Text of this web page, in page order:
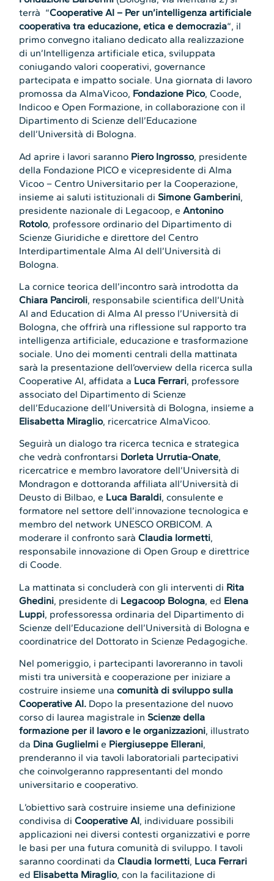
terrà “Cooperative AI – Per un’intelligenza artificiale
cooperativa tra educazione, etica e democrazia“, il
primo convegno italiano dedicato alla realizzazione
di un’Intelligenza artificiale etica, sviluppata
coniugando valori cooperativi, governance
partecipata e impatto sociale. Una giornata di lavoro
promossa da AlmaVicoo, Fondazione Pico, Coode,
Indicoo e Open Formazione, in collaborazione con il
Dipartimento di Scienze dell’Educazione
dell’Università di Bologna.
Ad aprire i lavori saranno Piero Ingrosso, presidente
della Fondazione PICO e vicepresidente di Alma
Vicoo – Centro Universitario per la Cooperazione,
insieme ai saluti istituzionali di Simone Gamberini,
presidente nazionale di Legacoop, eAntonino
Rotolo, professore ordinario del Dipartimento di
Scienze Giuridiche e direttore del Centro
Interdipartimentale Alma AI dell’Università di
Bologna.
La cornice teorica dell’incontro sarà introdotta da
Chiara Panciroli, responsabile scientifica dell’Unità
AI and Education di Alma AI presso l’Università di
Bologna, che offrirà una riflessione sul rapporto tra
intelligenza artificiale, educazione e trasformazione
sociale. Uno dei momenti centrali della mattinata
sarà la presentazione dell’overview della ricerca sulla
Cooperative AI, affidata a Luca Ferrari, professore
associato del Dipartimento di Scienze
dell’Educazione dell’Università di Bologna, insieme a
Elisabetta Miraglio, ricercatrice AlmaVicoo.
Seguirà un dialogo tra ricerca tecnica e strategica
che vedrà confrontarsi Dorleta Urrutia-Onate,
ricercatrice e membro lavoratore dell’Università di
Mondragon e dottoranda affiliata all’Università di
Deusto di Bilbao, e Luca Baraldi, consulente e
formatore nel settore dell’innovazione tecnologica e
membro del network UNESCO ORBICOM. A
moderare il confronto saràClaudia Iormetti,
responsabile innovazione di Open Group e direttrice
di Coode.
La mattinata si concluderà con gli interventi di Rita
Ghedini, presidente di Legacoop Bologna, ed Elena
Luppi, professoressa ordinaria del Dipartimento di
Scienze dell’Educazione dell’Università di Bologna e
coordinatrice del Dottorato in Scienze Pedagogiche.
Nel pomeriggio, i partecipanti lavoreranno in tavoli
misti tra università e cooperazione per iniziare a
costruire insieme unacomunità di sviluppo sulla
Cooperative AI. Dopo la presentazione del nuovo
corso di laurea magistrale in Scienze della
formazione per il lavoro e le organizzazioni, illustrato
da Dina Guglielmi e Piergiuseppe Ellerani,
prenderanno il via tavoli laboratoriali partecipativi
che coinvolgeranno rappresentanti del mondo
universitario e cooperativo.
L’obiettivo sarà costruire insieme una definizione
condivisa diCooperative AI, individuare possibili
applicazioni nei diversi contesti organizzativi e porre
le basi per una futura comunità di sviluppo. I tavoli
saranno coordinati daClaudia Iormetti, Luca Ferrari
ed Elisabetta Miraglio, con la facilitazione di